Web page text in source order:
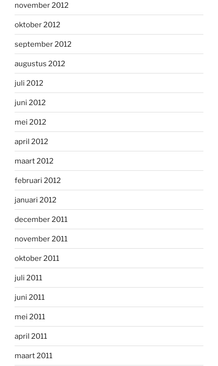
november 2012
oktober 2012
september 2012
augustus 2012
juli 2012
juni 2012
mei 2012
april 2012
maart 2012
februari 2012
januari 2012
december 2011
november 2011
oktober 2011
juli 2011
juni 2011
mei 2011
april 2011
maart 2011